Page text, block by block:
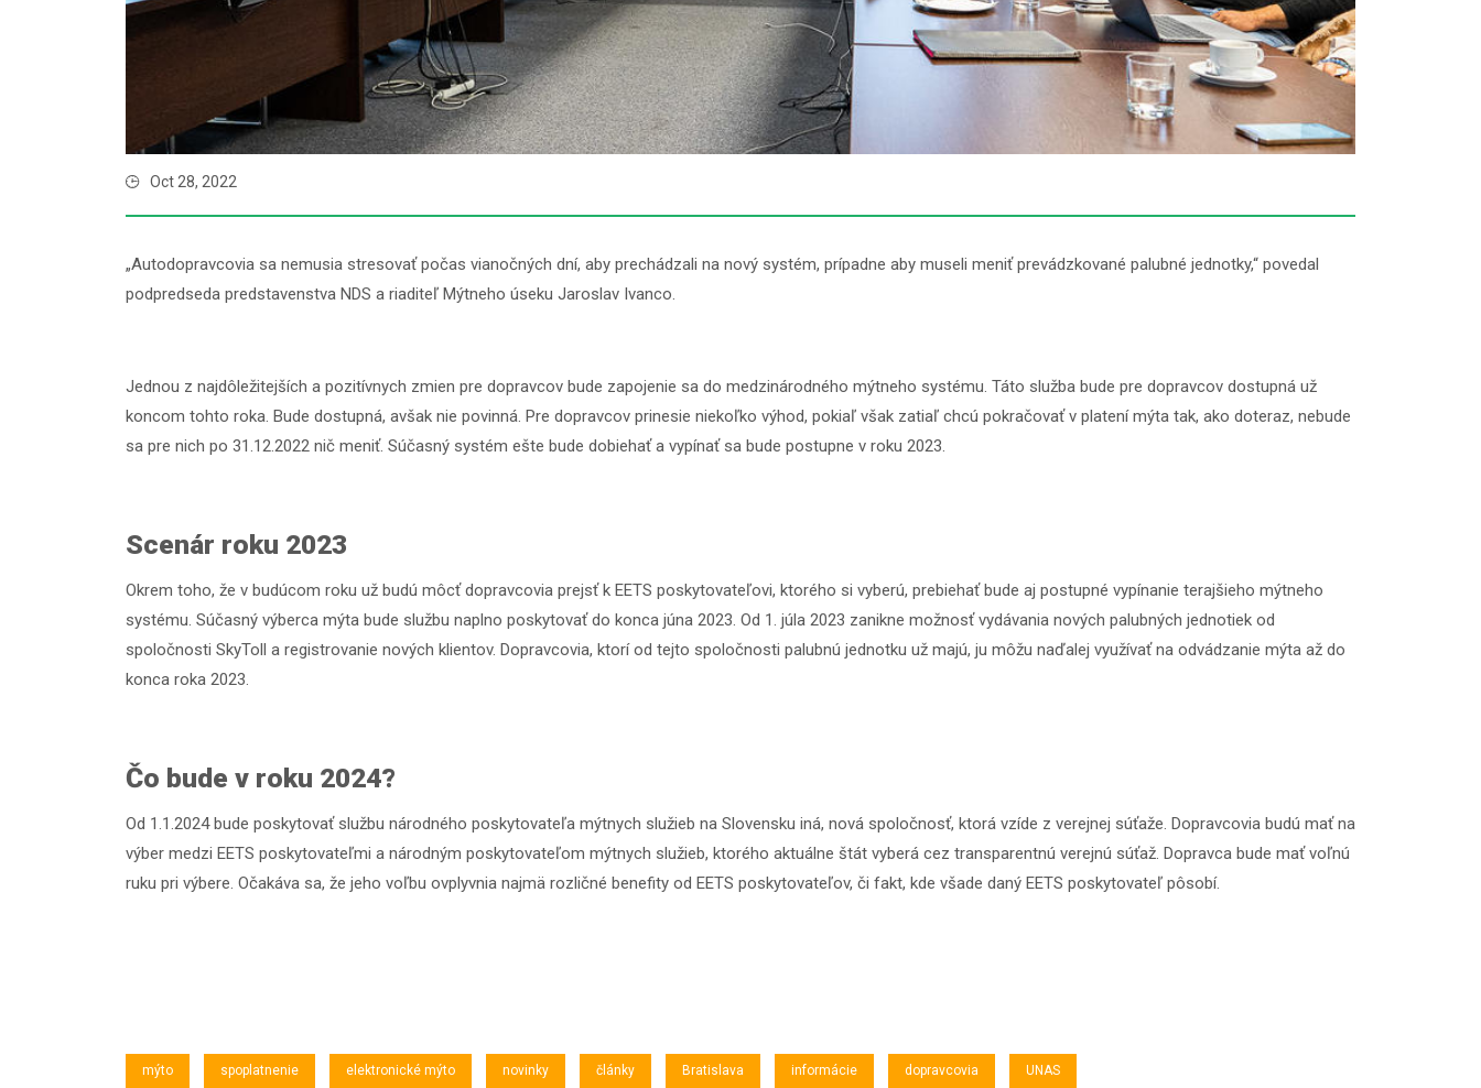
Oct 28, 2022
„Autodopravcovia sa nemusia stresovať počas vianočných dní, aby prechádzali na nový systém, prípadne aby museli meniť prevádzkované palubné jednotky,“ povedal
podpredseda predstavenstva NDS a riaditeľ Mýtneho úseku Jaroslav Ivanco.
Jednou z najdôležitejších a pozitívnych zmien pre dopravcov bude zapojenie sa do medzinárodného mýtneho systému. Táto služba bude pre dopravcov dostupná už
koncom tohto roka. Bude dostupná, avšak nie povinná. Pre dopravcov prinesie niekoľko výhod, pokiaľ však zatiaľ chcú pokračovať v platení mýta tak, ako doteraz, nebude
sa pre nich po 31.12.2022 nič meniť. Súčasný systém ešte bude dobiehať a vypínať sa bude postupne v roku 2023.
Scenár roku 2023
Okrem toho, že v budúcom roku už budú môcť dopravcovia prejsť k EETS poskytovateľovi, ktorého si vyberú, prebiehať bude aj postupné vypínanie terajšieho mýtneho
systému. Súčasný výberca mýta bude službu naplno poskytovať do konca júna 2023. Od 1. júla 2023 zanikne možnosť vydávania nových palubných jednotiek od
spoločnosti SkyToll a registrovanie nových klientov. Dopravcovia, ktorí od tejto spoločnosti palubnú jednotku už majú, ju môžu naďalej využívať na odvádzanie mýta až do
konca roka 2023.
Čo bude v roku 2024?
Od 1.1.2024 bude poskytovať službu národného poskytovateľa mýtnych služieb na Slovensku iná, nová spoločnosť, ktorá vzíde z verejnej súťaže. Dopravcovia budú mať na
výber medzi EETS poskytovateľmi a národným poskytovateľom mýtnych služieb, ktorého aktuálne štát vyberá cez transparentnú verejnú súťaž. Dopravca bude mať voľnú
ruku pri výbere. Očakáva sa, že jeho voľbu ovplyvnia najmä rozličné benefity od EETS poskytovateľov, či fakt, kde všade daný EETS poskytovateľ pôsobí.
mýto spoplatnenie elektronické mýto novinky články Bratislava informácie dopravcovia UNAS